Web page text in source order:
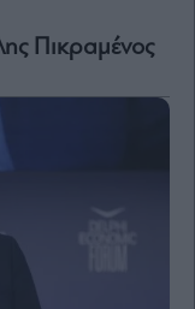
Πικραμένος